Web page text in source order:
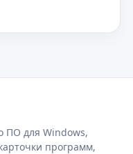
ПО для Windows,
программ,